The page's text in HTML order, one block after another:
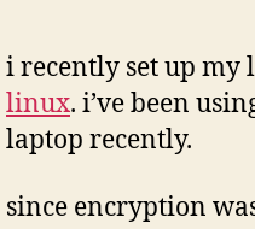
i recently set up
linux. i’ve been
laptop recently.
since encryption